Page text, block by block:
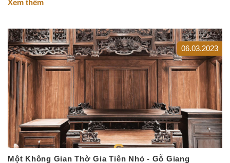
Xem thêm
Một Không Gian Thờ Gia Tiên Nhỏ - Gỗ Giang
06.03.2023